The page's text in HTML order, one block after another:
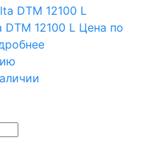
DTM 12100 L Цена по